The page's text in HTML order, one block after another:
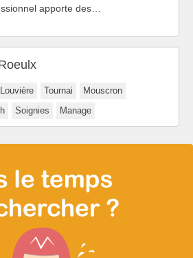
apporte des…
Louvière Tournai
Mouscron
Soignies Manage